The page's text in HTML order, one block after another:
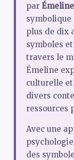
par
symbolique
plus de dix
symboles
travers le
Émeline
culturelle
divers
ressources
Avec une
des